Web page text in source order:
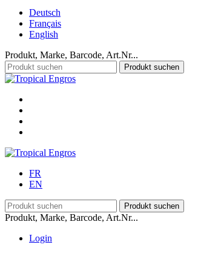
Deutsch
Français
English
Produkt, Marke, Barcode, Art.Nr...
FR
EN
Produkt, Marke, Barcode, Art.Nr...
Login